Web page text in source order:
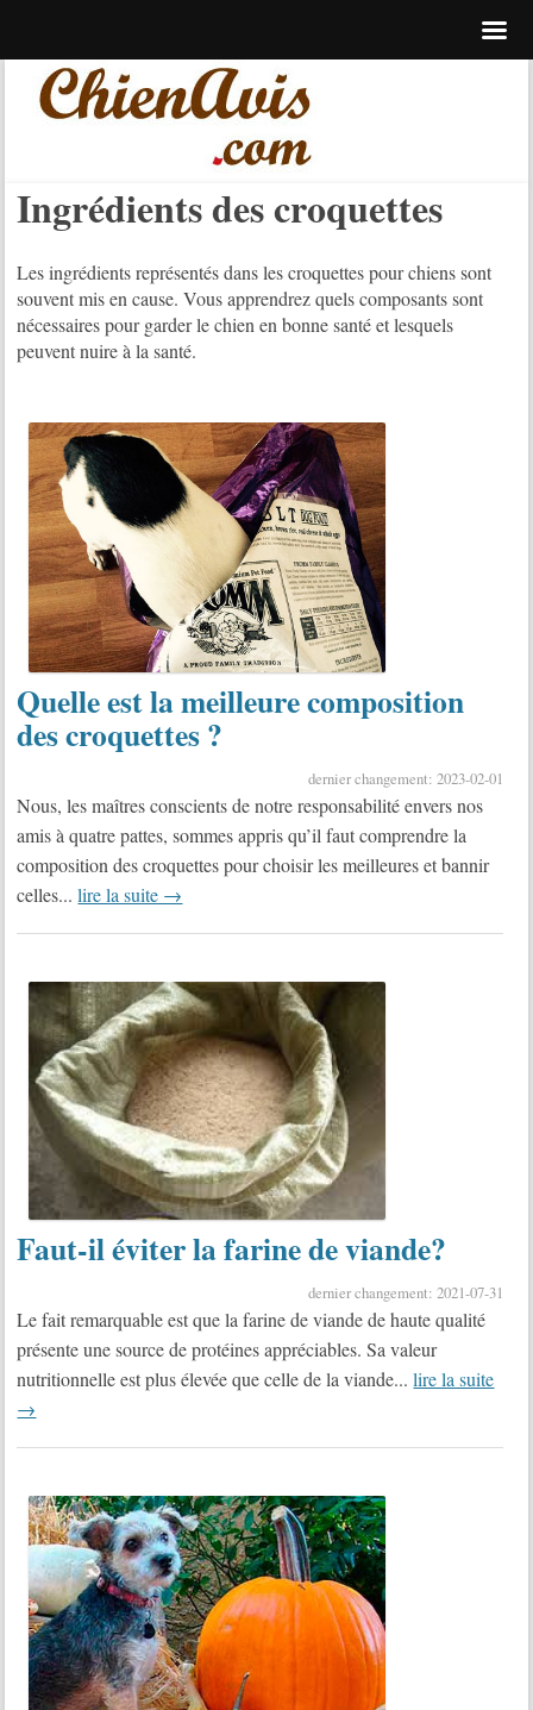
Ingrédients des croquettes
Les ingrédients représentés dans les croquettes pour chiens sont
souvent mis en cause. Vous apprendrez quels composants sont
nécessaires pour garder le chien en bonne santé et lesquels
peuvent nuire à la santé.
Quelle est la meilleure composition
des croquettes ?
dernier changement: 2023-02-01
Nous, les maîtres conscients de notre responsabilité envers nos
amis à quatre pattes, sommes appris qu’il faut comprendre la
composition des croquettes pour choisir les meilleures et bannir
celles... lire la suite →
Faut-il éviter la farine de viande?
dernier changement: 2021-07-31
Le fait remarquable est que la farine de viande de haute qualité
présente une source de protéines appréciables. Sa valeur
nutritionnelle est plus élevée que celle de la viande... lire la suite
→